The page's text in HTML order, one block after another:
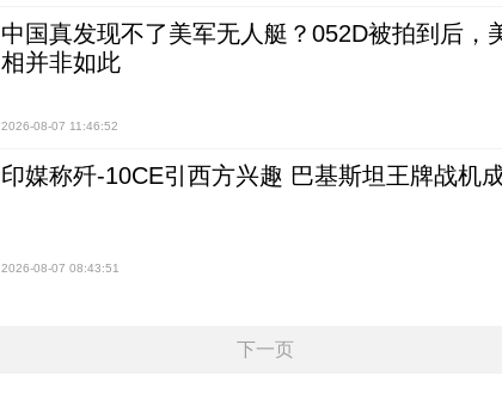
中国真发现不了美军无人艇？052D被拍到后，
相并非如此
2026-08-07 11:46:52
印媒称歼-10CE引西方兴趣 巴基斯坦王牌战机
2026-08-07 08:43:51
下一页